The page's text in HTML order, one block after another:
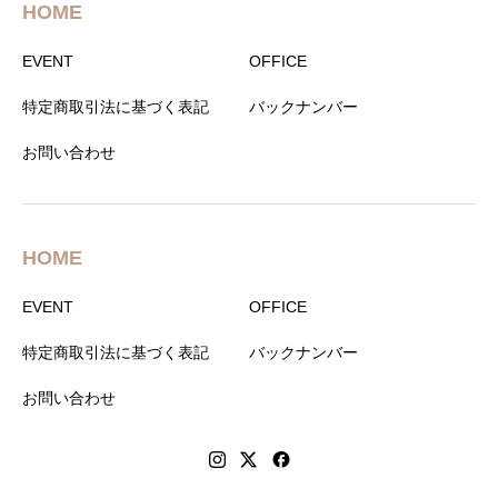
HOME
EVENT OFFICE
特定商取引法に基づく表記 バックナンバー
お問い合わせ
HOME
EVENT OFFICE
特定商取引法に基づく表記 バックナンバー
お問い合わせ